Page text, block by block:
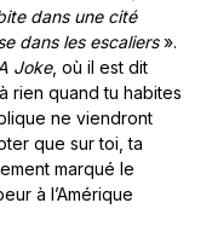
dans une cité
dans les escaliers».
Joke, où il est dit
rien quand tu habites
ne viendront
que sur toi, ta
marqué le
à l’Amérique